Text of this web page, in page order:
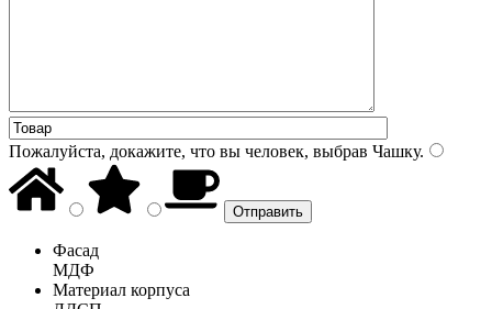
Пожалуйста, докажите, что вы человек, выбрав Чашку.
Фасад
МДФ
Материал корпуса